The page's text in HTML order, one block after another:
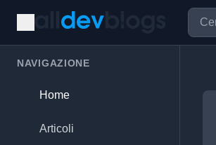
NAVIGAZIONE
Home
Articoli